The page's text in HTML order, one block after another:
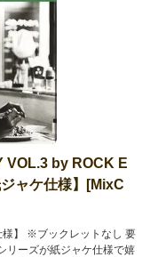
VOL.3 by ROCK E
ャケ仕様】[MixC
様】 ※ブックレットなし 要
リーズが紙ジャケ仕様で嬉